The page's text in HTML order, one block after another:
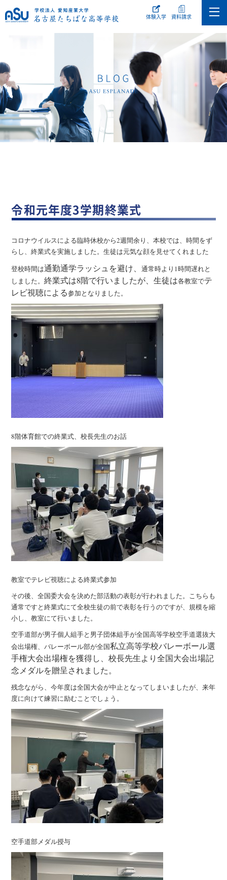
体験入学 資料請求
令和元年度3学期終業式
コロナウイルスによる臨時休校から2週間余り、本校では、時間をず
らし、終業式を実施しました。生徒は元気な顔を見せてくれました
登校時間は通勤通学ラッシュを避け、通常時より1時間遅れと
しました。終業式は8階で行いましたが、生徒は各教室でテ
レビ視聴による参加となりました。
8階体育館での終業式、校長先生のお話
教室でテレビ視聴による終業式参加
その後、全国委大会を決めた部活動の表彰が行われました。こちらも
通常ですと終業式にて全校生徒の前で表彰を行うのですが、規模を縮
小し、教室にて行いました。
空手道部が男子個人組手と男子団体組手が全国高等学校空手道選抜大
会出場権、バレーボール部が全国私立高等学校バレーボール選
手権大会出場権を獲得し、校長先生より全国大会出場記
念メダルを贈呈されました。
残念ながら、今年度は全国大会が中止となってしまいましたが、来年
度に向けて練習に励むことでしょう。
空手道部メダル授与